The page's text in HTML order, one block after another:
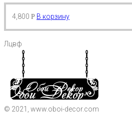
4,800 Р В корзину
Лцвф
© 2021, www.oboi-decor.com